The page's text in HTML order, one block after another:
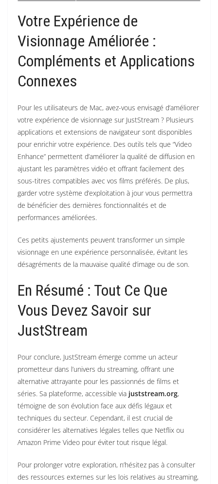
Votre Expérience de
Visionnage Améliorée :
Compléments et Applications
Connexes
Pour les utilisateurs de Mac, avez-vous envisagé d’améliorer
votre expérience de visionnage sur JustStream ? Plusieurs
applications et extensions de navigateur sont disponibles
pour enrichir votre expérience. Des outils tels que “Video
Enhance” permettent d’améliorer la qualité de diffusion en
ajustant les paramètres vidéo et offrant facilement des
sous-titres compatibles avec vos films préférés. De plus,
garder votre système d’exploitation à jour vous permettra
de bénéficier des dernières fonctionnalités et de
performances améliorées.
Ces petits ajustements peuvent transformer un simple
visionnage en une expérience personnalisée, évitant les
désagréments de la mauvaise qualité d’image ou de son.
En Résumé : Tout Ce Que
Vous Devez Savoir sur
JustStream
Pour conclure, JustStream émerge comme un acteur
prometteur dans l’univers du streaming, offrant une
alternative attrayante pour les passionnés de films et
séries. Sa plateforme, accessible via juststream.org,
témoigne de son évolution face aux défis légaux et
techniques du secteur. Cependant, il est crucial de
considérer les alternatives légales telles que Netflix ou
Amazon Prime Video pour éviter tout risque légal.
Pour prolonger votre exploration, n’hésitez pas à consulter
des ressources externes sur les lois relatives au streaming,